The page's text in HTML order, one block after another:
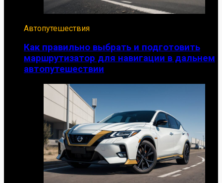
Автопутешествия
Как правильно выбрать и подготовить
маршрутизатор для навигации в дальнем
автопутешествии